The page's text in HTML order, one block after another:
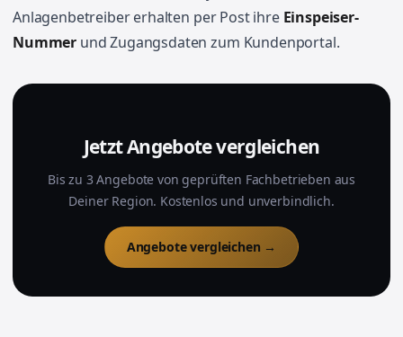
Anlagenbetreiber erhalten per Post ihre Einspeiser-
Nummer und Zugangsdaten zum Kundenportal.
Jetzt Angebote vergleichen
Bis zu 3 Angebote von geprüften Fachbetrieben aus
Deiner Region. Kostenlos und unverbindlich.
Angebote vergleichen →